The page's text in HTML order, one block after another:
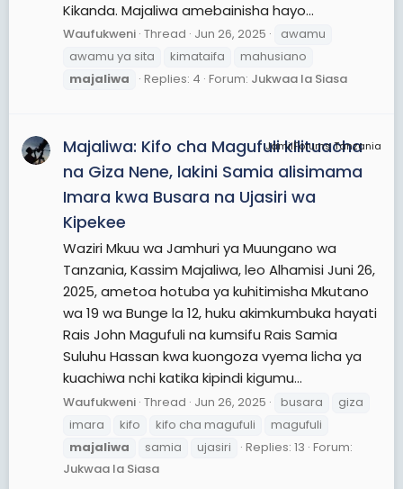
Kikanda. Majaliwa amebainisha hayo...
Waufukweni Thread Jun 26, 2025
awamu
awamu ya sita
kimataifa
mahusiano
majaliwa
Replies: 4 Forum: Jukwaa la Siasa
JamiiForums Tanzania
Majaliwa: Kifo cha Magufuli kilituacha
na Giza Nene, lakini Samia alisimama
Imara kwa Busara na Ujasiri wa
Kipekee
Waziri Mkuu wa Jamhuri ya Muungano wa
Tanzania, Kassim Majaliwa, leo Alhamisi Juni 26,
2025, ametoa hotuba ya kuhitimisha Mkutano
wa 19 wa Bunge la 12, huku akimkumbuka hayati
Rais John Magufuli na kumsifu Rais Samia
Suluhu Hassan kwa kuongoza vyema licha ya
kuachiwa nchi katika kipindi kigumu...
Waufukweni Thread Jun 26, 2025 busara
giza
imara
kifo kifo cha magufuli
magufuli
majaliwa
samia ujasiri Replies: 13 Forum:
Jukwaa la Siasa